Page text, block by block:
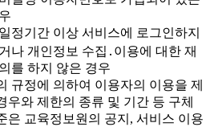
정기간 이상 서비스에 로그인하지
나 개인정보 수집․이용에 대한 재
를 하지 않은 경우
규정에 의하여 이용자의 이용을 제
우와 제한의 종류 및 기간 등 구체
은 교육정보원의 공지, 서비스 이용